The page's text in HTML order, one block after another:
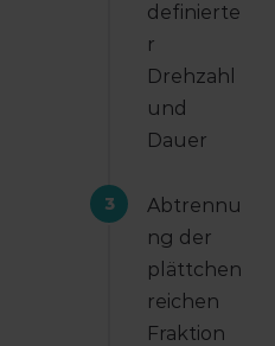
definierte
r
Drehzahl
und
Dauer
3
Abtrennu
ng der
plättchen
reichen
Fraktion